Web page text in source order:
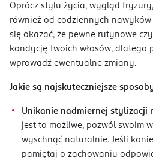
Oprócz stylu życia, wygląd
również od codziennych
się okazać, że pewne rutynowe
kondycję Twoich włosów, dlatego
wprowadź ewentualne zmiany.
Jakie są najskuteczniejsze
Unikanie nadmiernej stylizacji
jest to możliwe, pozwól swoim
wyschnąć naturalnie. Jeśli
pamiętaj o zachowaniu